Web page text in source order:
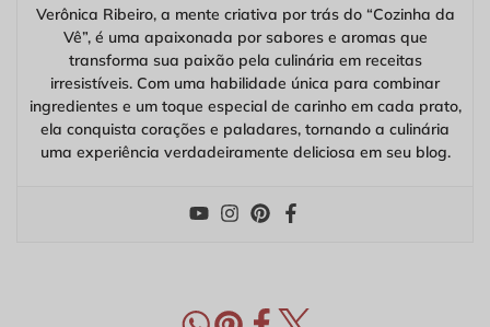
Verônica Ribeiro, a mente criativa por trás do “Cozinha da
Vê”, é uma apaixonada por sabores e aromas que
transforma sua paixão pela culinária em receitas
irresistíveis. Com uma habilidade única para combinar
ingredientes e um toque especial de carinho em cada prato,
ela conquista corações e paladares, tornando a culinária
uma experiência verdadeiramente deliciosa em seu blog.